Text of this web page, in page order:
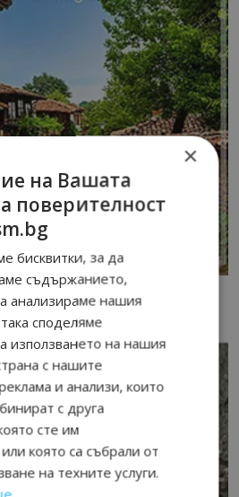
×
на Вашата
поверителност
бисквитки, за да
съдържанието,
анализираме нашия
споделяме
използването на нашия
с нашите
и анализи, които
с друга
сте им
която са събрали от
на техните услуги.